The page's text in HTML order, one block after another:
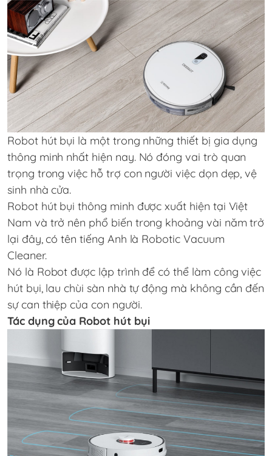
Robot hút bụi là một trong những thiết bị gia dụng
thông minh nhất hiện nay. Nó đóng vai trò quan
trọng trong việc hỗ trợ con người việc dọn dẹp, vệ
sinh nhà cửa.
Robot hút bụi thông minh được xuất hiện tại Việt
Nam và trở nên phổ biến trong khoảng vài năm trở
lại đây, có tên tiếng Anh là Robotic Vacuum
Cleaner.
Nó là Robot được lập trình để có thể làm công việc
hút bụi, lau chùi sàn nhà tự động mà không cần đến
sự can thiệp của con người.
Tác dụng của Robot hút bụi